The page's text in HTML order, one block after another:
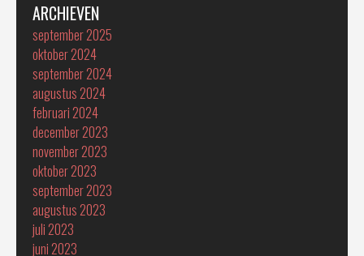
ARCHIEVEN
september 2025
oktober 2024
september 2024
augustus 2024
februari 2024
december 2023
november 2023
oktober 2023
september 2023
augustus 2023
juli 2023
juni 2023